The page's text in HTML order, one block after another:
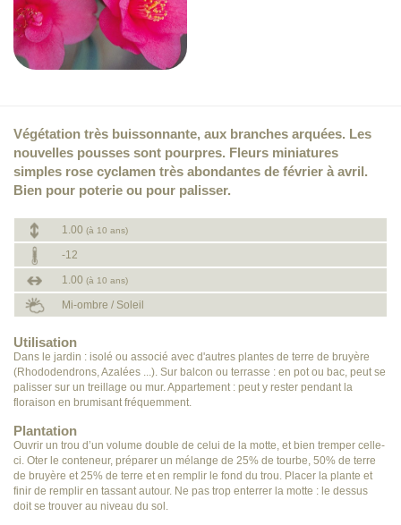
Végétation très buissonnante, aux branches arquées. Les
nouvelles pousses sont pourpres. Fleurs miniatures
simples rose cyclamen très abondantes de février à avril.
Bien pour poterie ou pour palisser.
1.00 (à 10 ans)
-12
1.00 (à 10 ans)
Mi-ombre / Soleil
Utilisation
Dans le jardin : isolé ou associé avec d'autres plantes de terre de bruyère
(Rhododendrons, Azalées ...). Sur balcon ou terrasse : en pot ou bac, peut se
palisser sur un treillage ou mur. Appartement : peut y rester pendant la
floraison en brumisant fréquemment.
Plantation
Ouvrir un trou d’un volume double de celui de la motte, et bien tremper celle-
ci. Oter le conteneur, préparer un mélange de 25% de tourbe, 50% de terre
de bruyère et 25% de terre et en remplir le fond du trou. Placer la plante et
finir de remplir en tassant autour. Ne pas trop enterrer la motte : le dessus
doit se trouver au niveau du sol.